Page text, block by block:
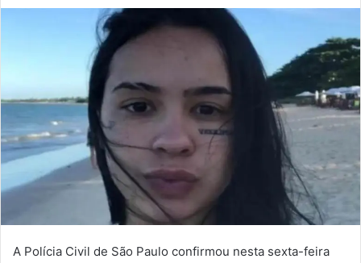
A Polícia Civil de São Paulo confirmou nesta sexta-feira